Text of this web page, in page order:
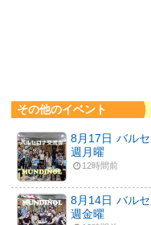
その他のイベント
8月17日 バル
週月曜
12時間前
8月14日 バル
週金曜